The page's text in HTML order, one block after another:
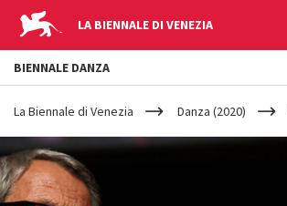
LA BIENNALE DI VENEZIA
YOUR
ARE
HERE
La Biennale di Venezia Danza (2020)
BIENNALE DANZA